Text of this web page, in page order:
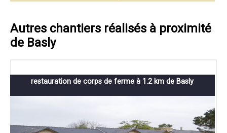
Autres chantiers réalisés à proximité
de Basly
restauration de corps de ferme à 1.2 km de Basly